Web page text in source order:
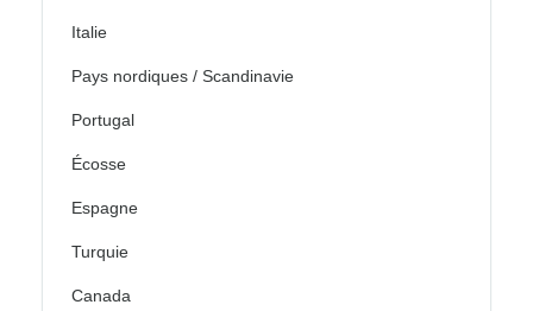
Italie
Pays nordiques / Scandinavie
Portugal
Écosse
Espagne
Turquie
Canada